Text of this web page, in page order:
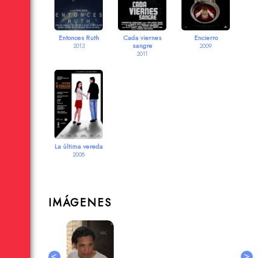
Entonces Ruth
2013
Cada viernes
sangre
2011
Encierro
2009
La última vereda
2008
IMÁGENES